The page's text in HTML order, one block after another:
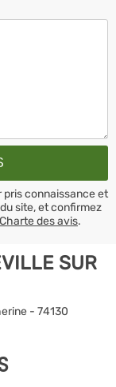
pris connaissance et
du site, et confirmez
Charte des avis.
SUR
- 74130